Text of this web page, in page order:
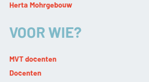
Herta Mohrgebouw
VOOR WIE?
MVT docenten
Docenten